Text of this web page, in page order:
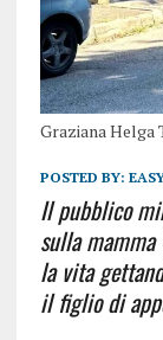
Graziana Helga
POSTED BY:
Il pubblico
sulla
la vita
il figlio di